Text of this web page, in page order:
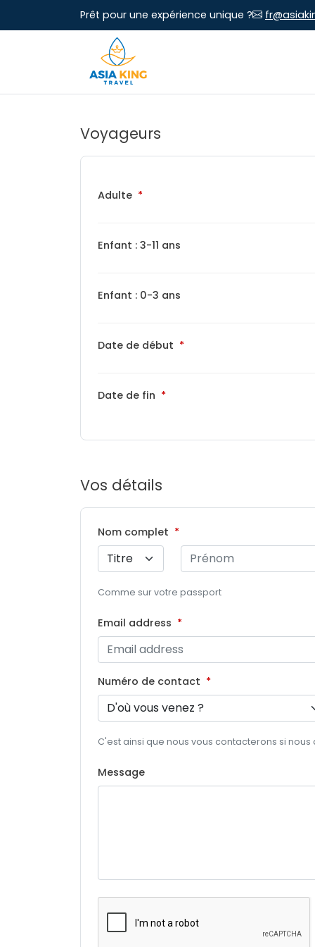
Prêt pour une expérience unique ?
Voyageurs
Adulte
Enfant : 3-11 ans
Enfant : 0-3 ans
Date de début
Date de fin
Vos détails
Nom complet
Comme sur votre passport
Email address
Numéro de contact
C'est ainsi que nous vous contacterons si
Message